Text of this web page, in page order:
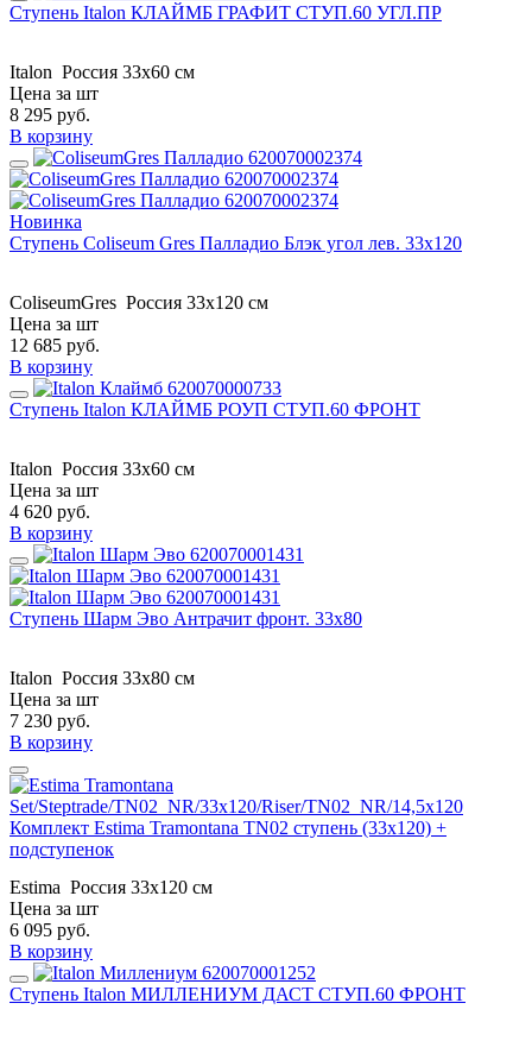
Ступень Italon КЛАЙМБ ГРАФИТ СТУП.60 УГЛ.ПР
Italon Россия 33x60 см
Цена за шт
8 295 руб.
В корзину
Новинка
Ступень Coliseum Gres Палладио Блэк угол лев. 33x120
ColiseumGres Россия 33x120 см
Цена за шт
12 685 руб.
В корзину
Ступень Italon КЛАЙМБ РОУП СТУП.60 ФРОНТ
Italon Россия 33x60 см
Цена за шт
4 620 руб.
В корзину
Ступень Шарм Эво Антрачит фронт. 33х80
Italon Россия 33х80 см
Цена за шт
7 230 руб.
В корзину
Комплект Estima Tramontana TN02 ступень (33x120) +
подступенок
Estima Россия 33x120 см
Цена за шт
6 095 руб.
В корзину
Ступень Italon МИЛЛЕНИУМ ДАСТ СТУП.60 ФРОНТ